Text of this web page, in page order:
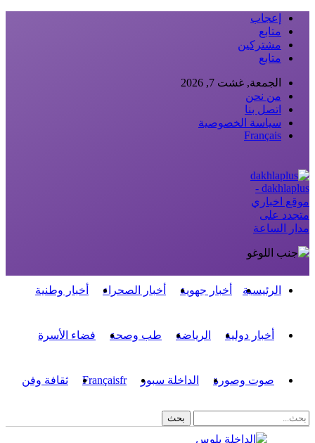
إعجاب
متابع
مشتركين
متابع
الجمعة, غشت 7, 2026
من نحن
اتصل بنا
سياسة الخصوصية
Français
dakhlaplus -
موقع اخباري
متجدد على
مدار الساعة
الرئيسية أخبار جهوية أخبار الصحراء أخبار وطنية
أخبار دولية الرياضة طب وصحة فضاء الأسرة
صوت وصورة الداخلة سبور Françaisfr ثقافة وفن